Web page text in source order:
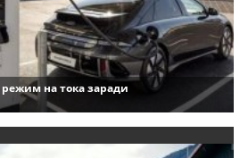
на тока заради